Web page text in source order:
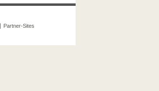
Partner-Sites